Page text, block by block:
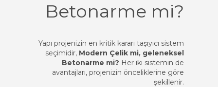
Betonarme mi?
Yapı projenizin en kritik kararı taşıyıcı sistem
seçimidir, Modern Çelik mi, geleneksel
Betonarme mi? Her iki sistemin de
avantajları, projenizin önceliklerine göre
şekillenir.